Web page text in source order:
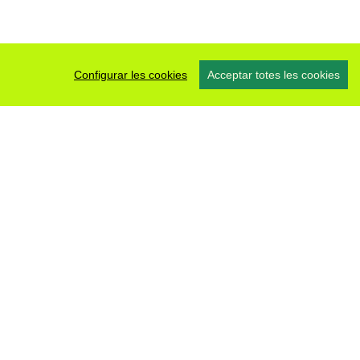
Configurar les cookies Acceptar totes les cookies